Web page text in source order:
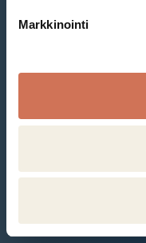
Markkinointi